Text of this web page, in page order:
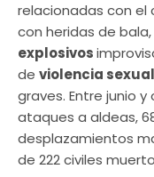
relacionadas con
con heridas de
explosivos
de violencia sexual
graves. Entre junio
ataques a aldeas,
desplazamientos
de 222 civiles